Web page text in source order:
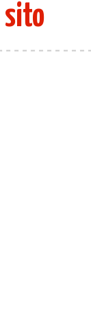
sito